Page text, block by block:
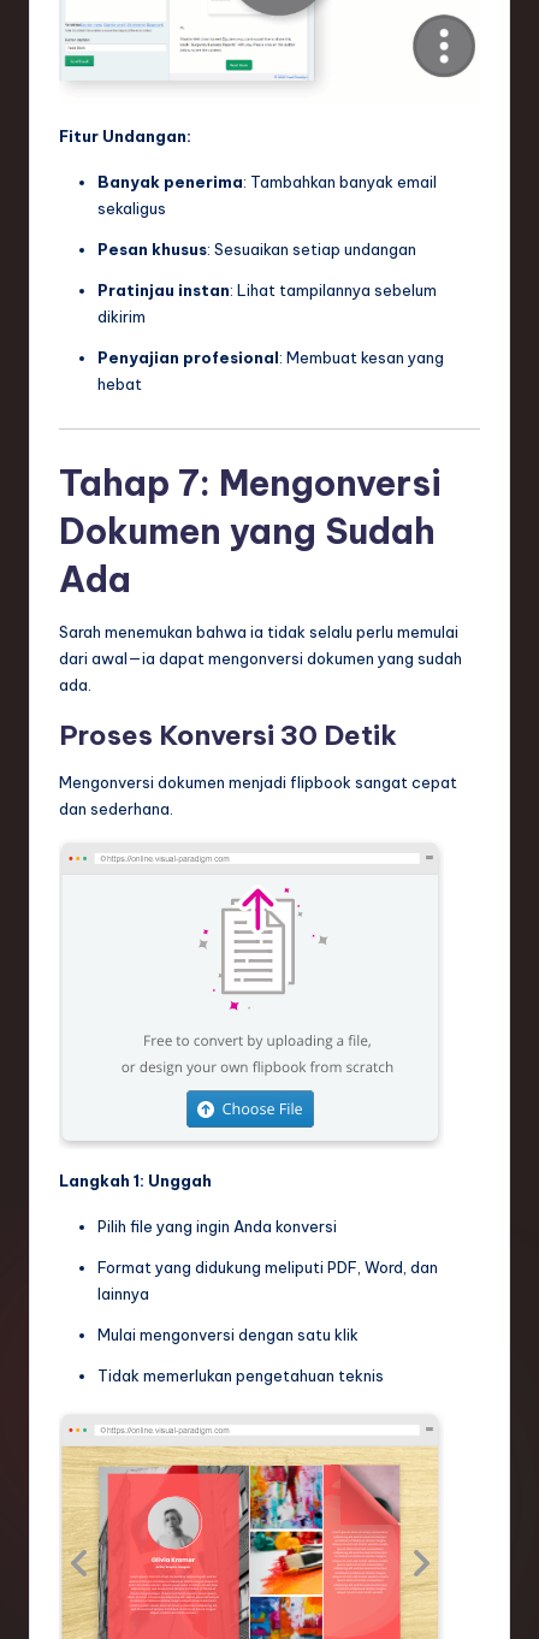
Fitur Undangan:
Banyak penerima: Tambahkan banyak email
sekaligus
Pesan khusus: Sesuaikan setiap undangan
Pratinjau instan: Lihat tampilannya sebelum
dikirim
Penyajian profesional: Membuat kesan yang
hebat
Tahap 7: Mengonversi
Dokumen yang Sudah
Ada
Sarah menemukan bahwa ia tidak selalu perlu memulai
dari awal—ia dapat mengonversi dokumen yang sudah
ada.
Proses Konversi 30 Detik
Mengonversi dokumen menjadi flipbook sangat cepat
dan sederhana.
Langkah 1: Unggah
Pilih file yang ingin Anda konversi
Format yang didukung meliputi PDF, Word, dan
lainnya
Mulai mengonversi dengan satu klik
Tidak memerlukan pengetahuan teknis